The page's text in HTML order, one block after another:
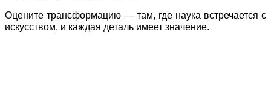
Оцените трансформацию — там, где наука встречается с
искусством, и каждая деталь имеет значение.